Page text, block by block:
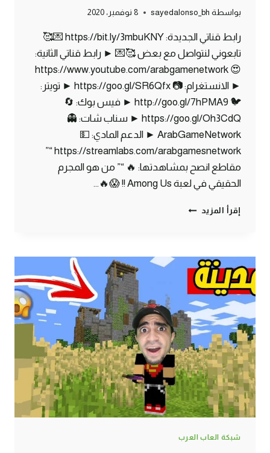
بواسطة sayedalonso_bh 8 نوفمبر، 2020
رابط قناتي الجديدة: https://bit.ly/3mbuKNY 💌🥰
تابعوني لنتواصل مع بعض 🥰💌 ► رابط قناتي الثانية:
😍 https://www.youtube.com/arabgamenetwork
► الانستغرام: 📷 https://goo.gl/SR6Qfx ► تويتر:
🐦 http://goo.gl/7hPMA9 ► فيس بوك: 🔄
https://goo.gl/Oh3CdQ ► سناب شات: 👻
ArabGameNetwork ► الدعم المادي: 💵
https://streamlabs.com/arabgamesnetwork “”
مقاطع انصح بمشاهدتها: 🔥 “” من هو المجرم
الحقيقي في لعبة Among Us !! 😱🔥…
إقرأ المزيد ماين
كيف
تصنع
دايموند
من
الفحم
MINECRAFT
!!
😍
🔥
شبكة العاب العرب